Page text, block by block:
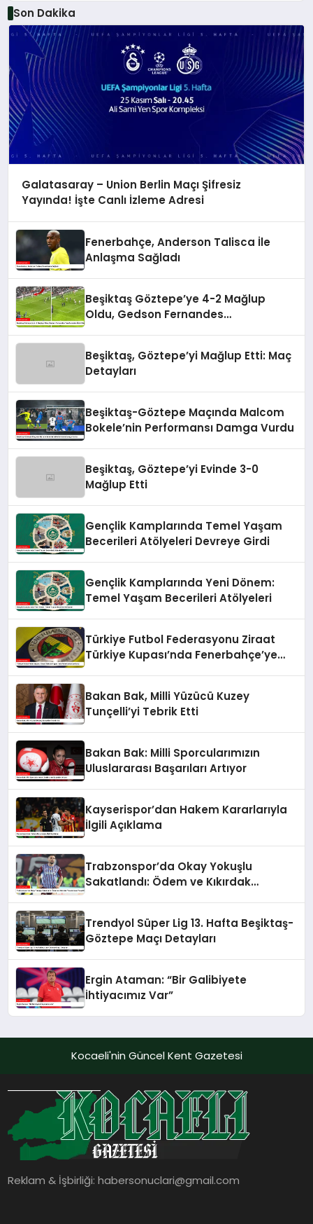
Son Dakika
Galatasaray – Union Berlin Maçı Şifresiz
Yayında! İşte Canlı İzleme Adresi
Fenerbahçe, Anderson Talisca İle
Anlaşma Sağladı
Beşiktaş Göztepe’ye 4-2 Mağlup
Oldu, Gedson Fernandes
Beşiktaş, Göztepe’yi Mağlup Etti: Maç
Detayları
Beşiktaş-Göztepe Maçında Malcom
Bokele’nin Performansı Damga Vurdu
Beşiktaş, Göztepe’yi Evinde 3-0
Mağlup Etti
Gençlik Kamplarında Temel Yaşam
Becerileri Atölyeleri Devreye Girdi
Gençlik Kamplarında Yeni Dönem:
Temel Yaşam Becerileri Atölyeleri
Türkiye Futbol Federasyonu Ziraat
Türkiye Kupası’nda Fenerbahçe’ye
Bakan Bak, Milli Yüzücü Kuzey
Tunçelli’yi Tebrik Etti
Bakan Bak: Milli Sporcularımızın
Uluslararası Başarıları Artıyor
Kayserispor’dan Hakem Kararlarıyla
İlgili Açıklama
Trabzonspor’da Okay Yokuşlu
Sakatlandı: Ödem ve Kıkırdak
Trendyol Süper Lig 13. Hafta Beşiktaş-
Göztepe Maçı Detayları
Ergin Ataman: “Bir Galibiyete
İhtiyacımız Var”
Kocaeli'nin Güncel Kent Gazetesi
Reklam & İşbirliği:habersonuclari@gmail.com